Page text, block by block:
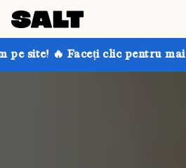
clic pentru mai multe informații